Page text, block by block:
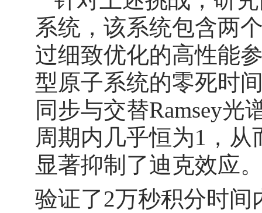
系统，该系统包含两
过细致优化的高性能
型原子系统的零死时
同步与交替Ramsey
周期内几乎恒为1，
显著抑制了迪克效应
验证了2万秒积分时间